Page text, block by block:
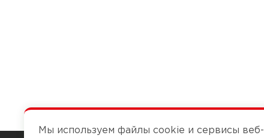
Мы используем файлы cookie и сервисы веб-